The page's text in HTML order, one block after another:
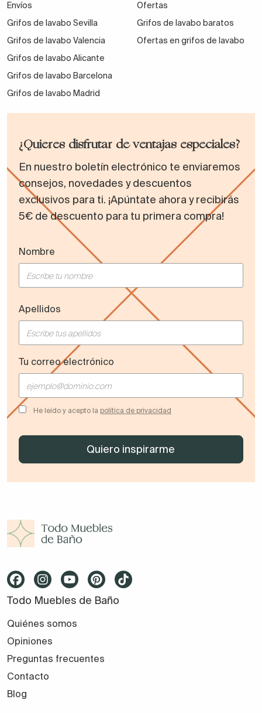
Envíos
Grifos de lavabo Sevilla
Grifos de lavabo Valencia
Grifos de lavabo Alicante
Grifos de lavabo Barcelona
Grifos de lavabo Madrid
Ofertas
Grifos de lavabo baratos
Ofertas en grifos de lavabo
¿Quieres disfrutar de ventajas especiales?
En nuestro boletín electrónico te enviaremos
consejos, novedades y descuentos
exclusivos para ti. ¡Apúntate ahora y recibirás
5€ de descuento para tu primera compra!
Nombre
Apellidos
Tu correo electrónico
He leído y acepto la política de privacidad
Todo Muebles de Baño
Quiénes somos
Opiniones
Preguntas frecuentes
Contacto
Blog